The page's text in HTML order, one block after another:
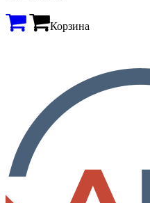
Корзина